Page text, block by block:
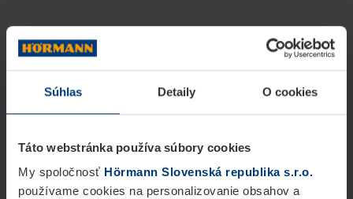
Súhlas Detaily O cookies
Táto webstránka používa súbory cookies
My spoločnosť Hörmann Slovenská republika s.r.o.
používame cookies na personalizovanie obsahov a